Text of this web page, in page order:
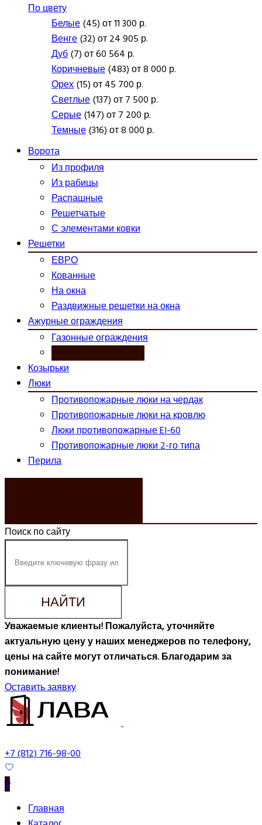
По цвету
Белые(45) от 11 300 р.
Венге(32) от 24 905 р.
Дуб(7) от 60 564 р.
Коричневые(483) от 8 000 р.
Орех(15) от 45 700 р.
Светлые(137) от 7 500 р.
Серые(147) от 7 200 р.
Темные(316) от 8 000 р.
Ворота
Из профиля
Из рабицы
Распашные
Решетчатые
С элементами ковки
Решетки
ЕВРО
Кованные
На окна
Раздвижные решетки на окна
Ажурные ограждения
Газонные ограждения
Козырьки
Люки
Противопожарные люки на чердак
Противопожарные люки на кровлю
Люки противопожарные EI-60
Противопожарные люки 2-го типа
Перила
Поиск по сайту
НАЙТИ
Уважаемые клиенты! Пожалуйста, уточняйте
актуальную цену у наших менеджеров по телефону,
цены на сайте могут отличаться. Благодарим за
понимание!
Оставить заявку
+7 (812) 716-98-00
0
Главная